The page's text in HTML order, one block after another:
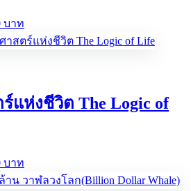
บาท
price
is:
แห่งชีวิต The Logic of
บาท
price
is: